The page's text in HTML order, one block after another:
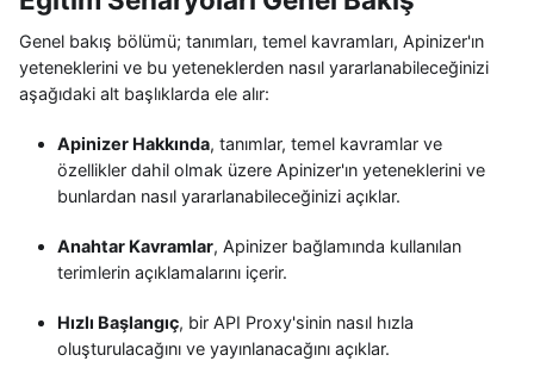
Genel bakış bölümü; tanımları, temel kavramları, Apinizer'ın
yeteneklerini ve bu yeteneklerden nasıl yararlanabileceğinizi
aşağıdaki alt başlıklarda ele alır:
Apinizer Hakkında, tanımlar, temel kavramlar ve
özellikler dahil olmak üzere Apinizer'ın yeteneklerini ve
bunlardan nasıl yararlanabileceğinizi açıklar.
Anahtar Kavramlar, Apinizer bağlamında kullanılan
terimlerin açıklamalarını içerir.
Hızlı Başlangıç, bir API Proxy'sinin nasıl hızla
oluşturulacağını ve yayınlanacağını açıklar.